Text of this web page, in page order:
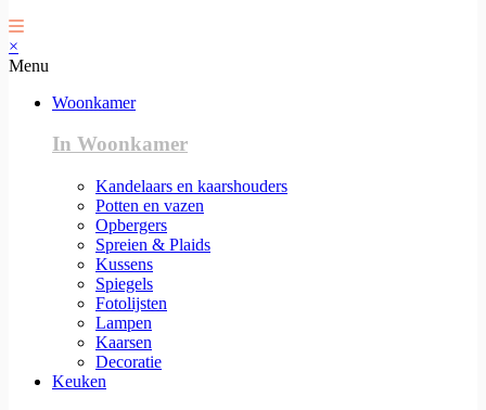
×
Menu
Woonkamer
In Woonkamer
Kandelaars en kaarshouders
Potten en vazen
Opbergers
Spreien & Plaids
Kussens
Spiegels
Fotolijsten
Lampen
Kaarsen
Decoratie
Keuken